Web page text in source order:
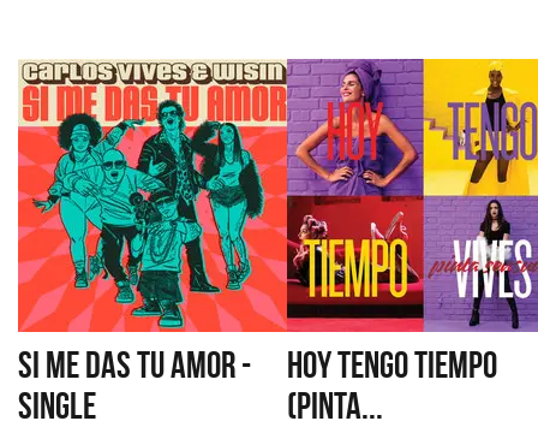
SI ME DAS TU AMOR -
SINGLE
HOY TENGO TIEMPO
(PINTA...